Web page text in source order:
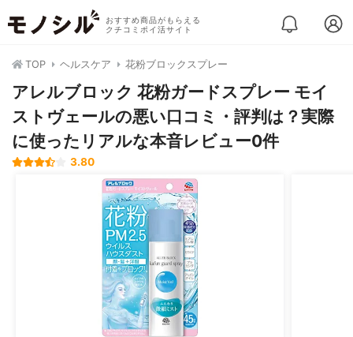
おすすめ商品がもらえる
クチコミポイ活サイト
TOP ヘルスケア 花粉ブロックスプレー
アレルブロック 花粉ガードスプレー モイ
ストヴェールの悪い口コミ・評判は？実際
に使ったリアルな本音レビュー0件
3.80